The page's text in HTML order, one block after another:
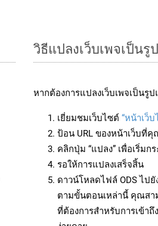
วิธีแปลงเว็บเพจเป็นรู
หากต้องการแปลงเว็บเพจเป็นรู
เยี่ยมชมเว็บไซต์ “หน้าเว็บ
ป้อน URL ของหน้าเว็บที่
คลิกปุ่ม “แปลง” เพื่อเริ่มก
รอให้การแปลงเสร็จสิ้น
ดาวน์โหลดไฟล์ ODS ไป
ตามขั้นตอนเหล่านี้ คุณสา
ที่ต้องการสำหรับการเข้า